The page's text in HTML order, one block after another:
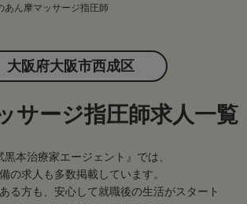
あん摩マッサージ指圧師
大阪府大阪市西成区
サージ指圧師求人一覧
黒本治療家エージェント』では、
の求人も多数掲載しています。
る方も、安心して就職後の生活がスタート